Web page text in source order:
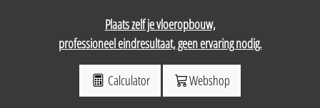
Plaats zelf je vloeropbouw,
professioneel eindresultaat, geen ervaring nodig.
Calculator Webshop